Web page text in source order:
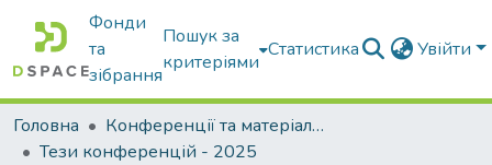
Фонди
та
зібрання
Пошук за
критеріями
Статистика Увійти
Головна
Конференції та матеріали конференцій
Тези конференцій - 2025